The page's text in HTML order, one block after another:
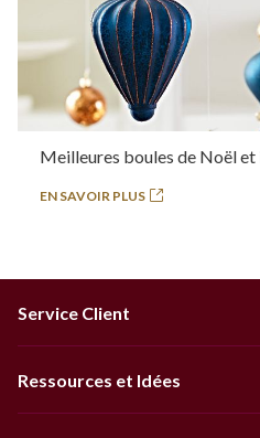
Meilleures boules de Noël
EN SAVOIR PLUS
Service Client
Ressources et Idées